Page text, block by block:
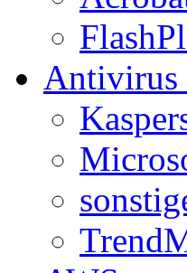
Antivirus